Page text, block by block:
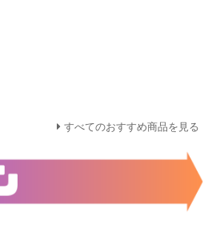
すべてのおすすめ商品を見る